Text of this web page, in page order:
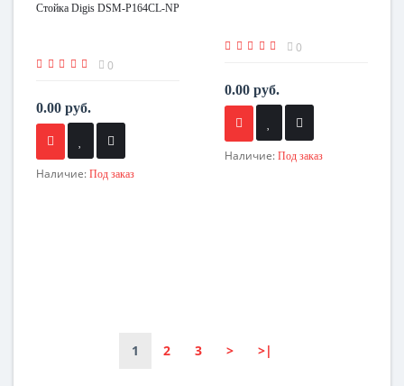
Стойка Digis DSM-P164CL-NP
0
0.00 руб.
Наличие: Под заказ
0
0.00 руб.
Наличие: Под заказ
1 2 3 > >|